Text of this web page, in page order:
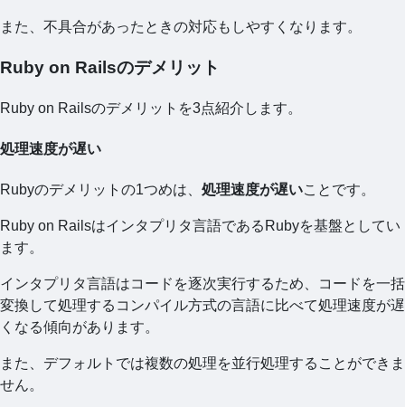
また、不具合があったときの対応もしやすくなります。
Ruby on Railsのデメリット
Ruby on Railsのデメリットを3点紹介します。
処理速度が遅い
Rubyのデメリットの1つめは、 処理速度が遅いことです。
Ruby on Railsはインタプリタ言語であるRubyを基盤としてい
ます。
インタプリタ言語はコードを逐次実行するため、コードを一括
変換して処理するコンパイル方式の言語に比べて処理速度が遅
くなる傾向があります。
また、デフォルトでは複数の処理を並行処理することができま
せん。